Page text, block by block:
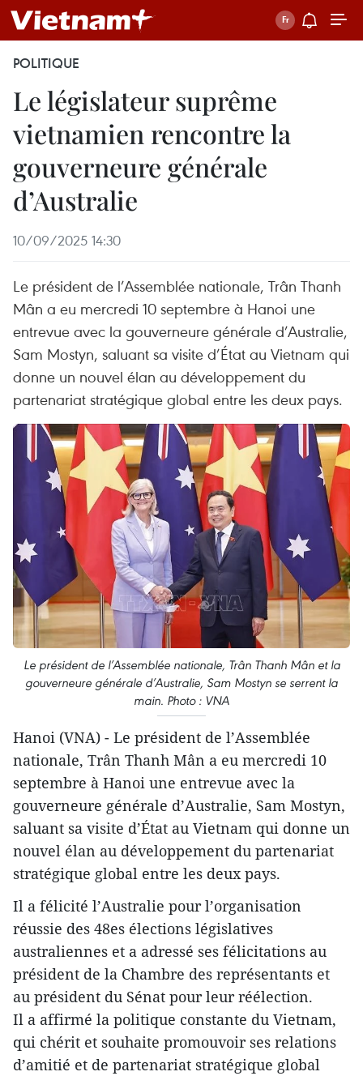
POLITIQUE
Le législateur suprême
vietnamien rencontre la
gouverneure générale
d’Australie
10/09/2025 14:30
Le président de l’Assemblée nationale, Trân Thanh
Mân a eu mercredi 10 septembre à Hanoi une
entrevue avec la gouverneure générale d’Australie,
Sam Mostyn, saluant sa visite d’État au Vietnam qui
donne un nouvel élan au développement du
partenariat stratégique global entre les deux pays.
Le président de l’Assemblée nationale, Trân Thanh Mân et la
gouverneure générale d’Australie, Sam Mostyn se serrent la
main. Photo : VNA
Hanoi (VNA) - Le président de l’Assemblée
nationale, Trân Thanh Mân a eu mercredi 10
septembre à Hanoi une entrevue avec la
gouverneure générale d’Australie, Sam Mostyn,
saluant sa visite d’État au Vietnam qui donne un
nouvel élan au développement du partenariat
stratégique global entre les deux pays.
Il a félicité l’Australie pour l’organisation
réussie des 48es élections législatives
australiennes et a adressé ses félicitations au
président de la Chambre des représentants et
au président du Sénat pour leur réélection.
Il a affirmé la politique constante du Vietnam,
qui chérit et souhaite promouvoir ses relations
d’amitié et de partenariat stratégique global